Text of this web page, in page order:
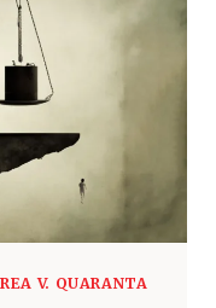
V. QUARANTA